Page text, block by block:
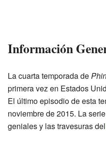
Información
La cuarta temporada de
primera vez en Estados
El último episodio de esta
noviembre de 2015. La
geniales y las travesuras del